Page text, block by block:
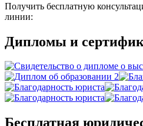
Получить бесплатную
линии:
Дипломы и
Бесплатная